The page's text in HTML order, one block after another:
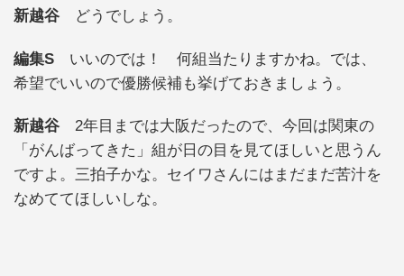
新越谷 どうでしょう。
編集S いいのでは！ 何組当たりますかね。では、
希望でいいので優勝候補も挙げておきましょう。
新越谷 2年目までは大阪だったので、今回は関東の
「がんばってきた」組が日の目を見てほしいと思うん
ですよ。三拍子かな。セイワさんにはまだまだ苦汁を
なめててほしいしな。